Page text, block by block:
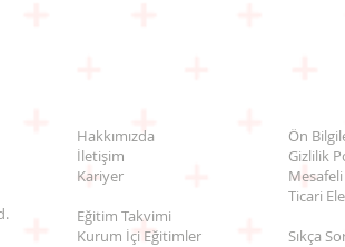
Hakkımızda
İletişim
Kariyer
Eğitim Takvimi
Kurum İçi Eğitimler
Ön
Gizlilik
Mesafeli
Ticari
Sıkça